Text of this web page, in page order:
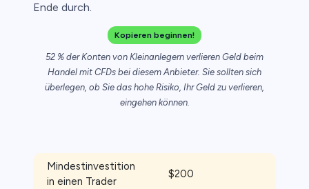
Ende durch.
Kopieren beginnen!
52 % der Konten von Kleinanlegern verlieren Geld beim
Handel mit CFDs bei diesem Anbieter. Sie sollten sich
überlegen, ob Sie das hohe Risiko, Ihr Geld zu verlieren,
eingehen können.
Mindestinvestition
in einen Trader
$200